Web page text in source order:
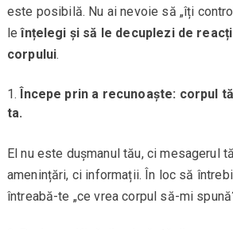
este posibilă. Nu ai nevoie să „îți
leînțelegi și să le decuplezi de
corpului.
Începe prin a recunoaște: corpul
ta.
El nu este dușmanul tău, ci mesagerul
amenințări, ci informații. În loc să întrebi
întreabă-te „ce vrea corpul să-mi